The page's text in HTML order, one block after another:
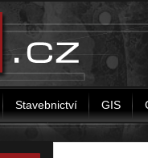
Stavebnictví GIS